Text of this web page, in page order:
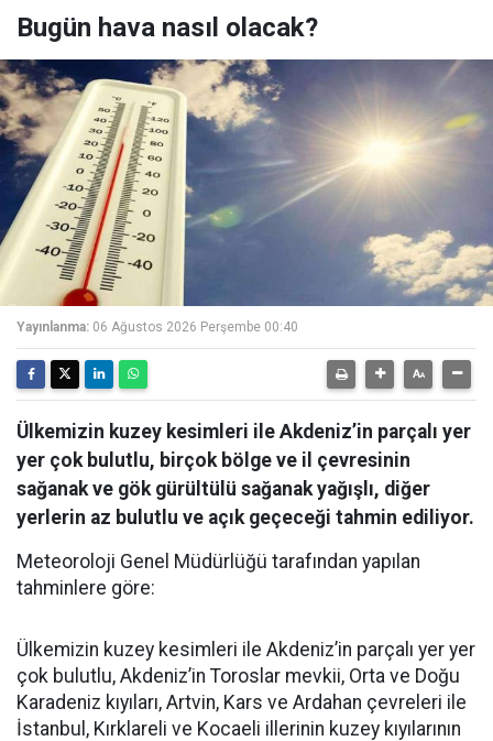
Bugün hava nasıl olacak?
Yayınlanma: 06 Ağustos 2026 Perşembe 00:40
Ülkemizin kuzey kesimleri ile Akdeniz’in parçalı yer
yer çok bulutlu, birçok bölge ve il çevresinin
sağanak ve gök gürültülü sağanak yağışlı, diğer
yerlerin az bulutlu ve açık geçeceği tahmin ediliyor.
Meteoroloji Genel Müdürlüğü tarafından yapılan
tahminlere göre:
Ülkemizin kuzey kesimleri ile Akdeniz’in parçalı yer yer
çok bulutlu, Akdeniz’in Toroslar mevkii, Orta ve Doğu
Karadeniz kıyıları, Artvin, Kars ve Ardahan çevreleri ile
İstanbul, Kırklareli ve Kocaeli illerinin kuzey kıyılarının